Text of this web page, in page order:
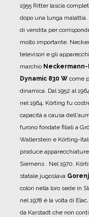
1955 Ritter lascia
dopo una lunga malattia.
di vendita per
molto importante.
televisori e gli
marchio
Dynamic 830 W come
dinamica. Dal 1952 al
nel 1964, Körting fu
capacità a causa
furono fondate filiali a
Wallerstein e Körting-
produce
Siemens . Nel 1970,
statale jugoslava
colori nella loro sede in
nel 1978 è la volta di
da Karstadt che non